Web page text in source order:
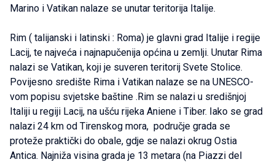
Marino i Vatikan nalaze se unutar teritorija Italije.
Rim ( talijanski i latinski : Roma) je glavni grad Italije i regije
Lacij, te najveća i najnapučenija općina u zemlji. Unutar Rima
nalazi se Vatikan, koji je suveren teritorij Svete Stolice.
Povijesno središte Rima i Vatikan nalaze se na UNESCO-
vom popisu svjetske baštine .Rim se nalazi u središnjoj
Italiji u regiji Lacij, na ušću rijeka Aniene i Tiber. Iako se grad
nalazi 24 km od Tirenskog mora, područje grada se
proteže praktički do obale, gdje se nalazi okrug Ostia
Antica. Najniža visina grada je 13 metara (na Piazzi del